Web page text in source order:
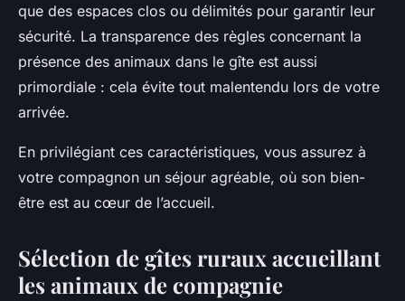
que des espaces clos ou délimités pour garantir leur
sécurité. La transparence des règles concernant la
présence des animaux dans le gîte est aussi
primordiale : cela évite tout malentendu lors de votre
arrivée.
En privilégiant ces caractéristiques, vous assurez à
votre compagnon un séjour agréable, où son bien-
être est au cœur de l’accueil.
Sélection de gîtes ruraux accueillant
les animaux de compagnie